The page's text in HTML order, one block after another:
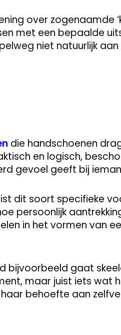
over zogenaamde
met een bepaalde
niet natuurlijk
die handschoenen
en logisch,
gevoel geeft bij
dit soort specifieke
persoonlijk
in het vormen van
bijvoorbeeld gaat
maar juist iets wat
behoefte aan